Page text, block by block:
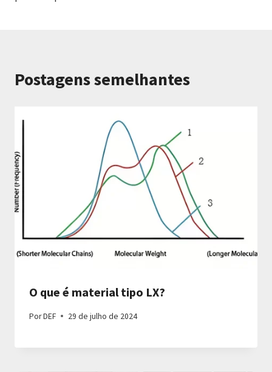
Postagens semelhantes
O que é material tipo LX?
PorDEF 29 de julho de 2024